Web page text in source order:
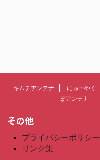
キムチアンテナ にゅーやく
ぽアンテナ
その他
プライバシーポリシー
リンク集